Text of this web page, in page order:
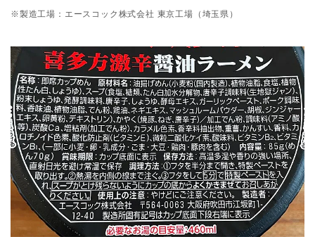
※製造工場：エースコック株式会社 東京工場（埼玉県）